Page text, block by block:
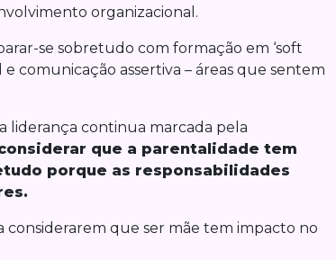
organizacional.
se sobretudo com formação em ‘soft
comunicação assertiva – áreas que sentem
liderança continua marcada pela
que a parentalidade tem
porque as responsabilidades
considerarem que ser mãe tem impacto no